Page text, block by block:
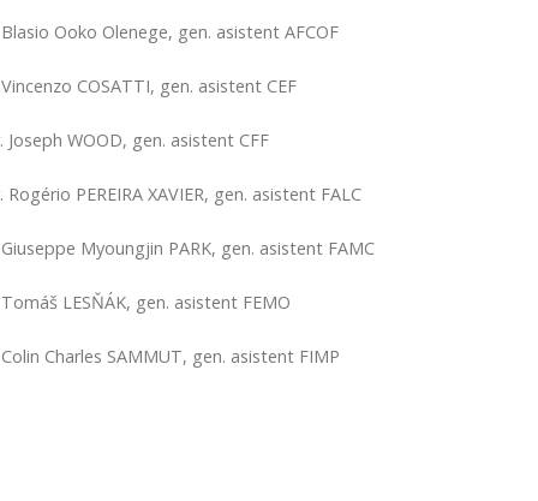
Ooko Olenege, gen. asistent AFCOF
COSATTI, gen. asistent CEF
Joseph WOOD, gen. asistent CFF
Rogério PEREIRA XAVIER, gen. asistent FALC
Myoungjin PARK, gen. asistent FAMC
LESŇÁK, gen. asistent FEMO
Charles SAMMUT, gen. asistent FIMP